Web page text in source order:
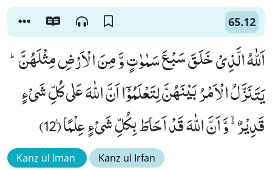
65.12
اَللّٰهُ الَّذِیْ خَلَقَ سَبْعَ سَمٰوٰتٍ وَّ مِنَ الْاَرْضِ مِثْلَهُنَّؕ-
یَتَنَزَّلُ الْاَمْرُ بَیْنَهُنَّ لِتَعْلَمُوْۤا اَنَّ اللّٰهَ عَلٰى كُلِّ شَیْءٍ
قَدِیْرٌ ﳔ وَّ اَنَّ اللّٰهَ قَدْ اَحَاطَ بِكُلِّ شَیْءٍ عِلْمًا۠ (12)
Kanz ul Iman Kanz ul Irfan